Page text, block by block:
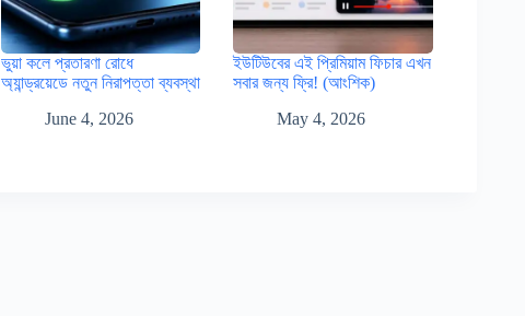
ভুয়া কলে প্রতারণা রোধে
অ্যান্ড্রয়েডে নতুন নিরাপত্তা ব্যবস্থা
June 4, 2026
ইউটিউবের এই প্রিমিয়াম ফিচার এখন
সবার জন্য ফ্রি! (আংশিক)
May 4, 2026